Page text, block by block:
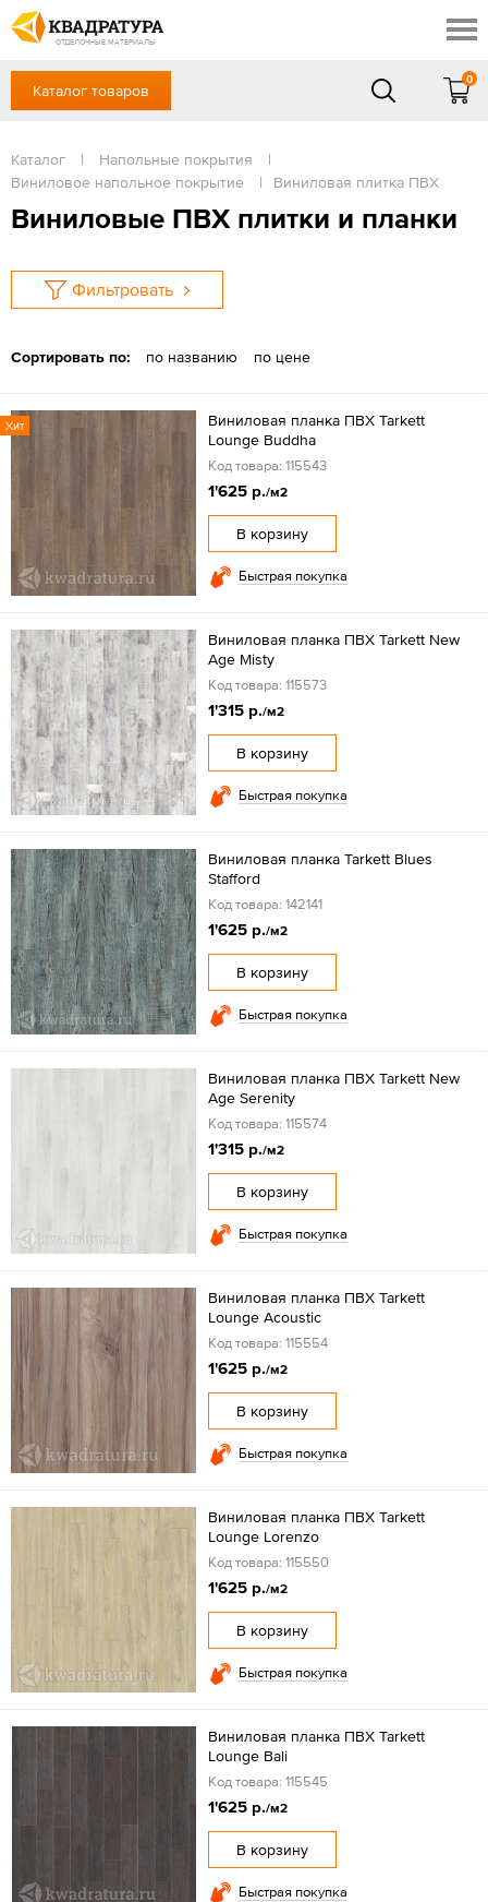
ОТДЕЛОЧНЫЕ МАТЕРИАЛЫ
Скидки
Акции
Готовые решения
Доставка и оплата
Отзывы
+7 (863) 309-13-16
Сб, Вс — выходной
ЗАКАЗАТЬ ЗВОНОК
Вход / Регистрация
Каталог товаров
0
Каталог | Напольные покрытия
|
Виниловое напольное покрытие
| Виниловая плитка ПВХ
Виниловые ПВХ плитки и планки
Фильтровать
Сортировать по: по названию по цене
Хит
Виниловая планка ПВХ Tarkett
Lounge Buddha
Код товара: 115543
1'625 р./м2
В корзину
Быстрая покупка
Виниловая планка ПВХ Tarkett New
Age Misty
Код товара: 115573
1'315 р./м2
В корзину
Быстрая покупка
Виниловая планка Tarkett Blues
Stafford
Код товара: 142141
1'625 р./м2
В корзину
Быстрая покупка
Виниловая планка ПВХ Tarkett New
Age Serenity
Код товара: 115574
1'315 р./м2
В корзину
Быстрая покупка
Виниловая планка ПВХ Tarkett
Lounge Acoustic
Код товара: 115554
1'625 р./м2
В корзину
Быстрая покупка
Виниловая планка ПВХ Tarkett
Lounge Lorenzo
Код товара: 115550
1'625 р./м2
В корзину
Быстрая покупка
Виниловая планка ПВХ Tarkett
Lounge Bali
Код товара: 115545
1'625 р./м2
В корзину
Быстрая покупка